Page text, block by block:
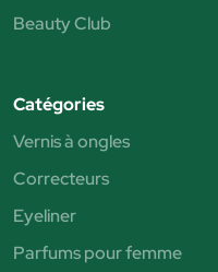
Beauty Club
Catégories
Vernis à ongles
Correcteurs
Eyeliner
Parfums pour femme